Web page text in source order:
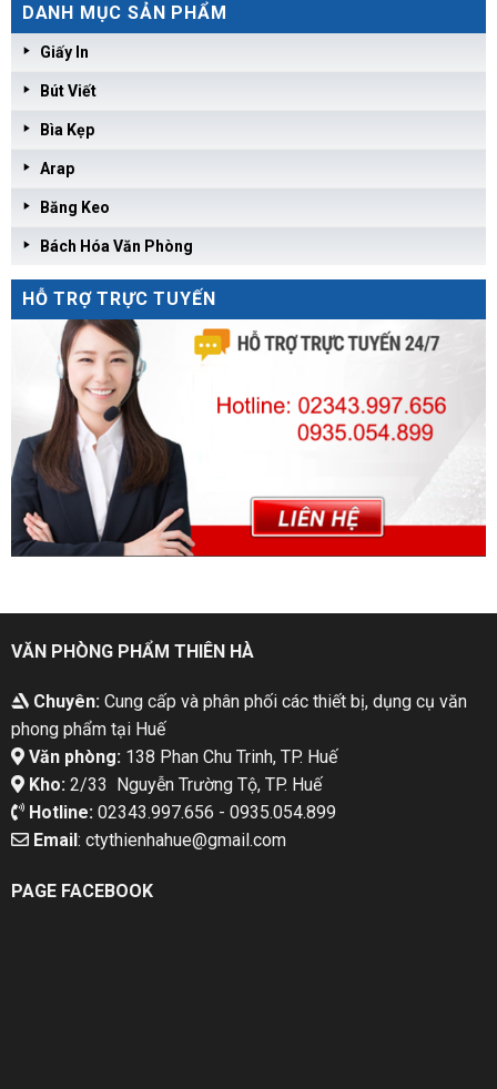
DANH MỤC SẢN PHẨM
Giấy In
Bút Viết
Bìa Kẹp
Arap
Băng Keo
Bách Hóa Văn Phòng
HỖ TRỢ TRỰC TUYẾN
VĂN PHÒNG PHẨM THIÊN HÀ
Chuyên: Cung cấp và phân phối các thiết bị, dụng cụ văn
phong phẩm tại Huế
Văn phòng: 138 Phan Chu Trinh, TP. Huế
Kho: 2/33 Nguyễn Trường Tộ, TP. Huế
Hotline: 02343.997.656 - 0935.054.899
Email : ctythienhahue@gmail.com
PAGE FACEBOOK